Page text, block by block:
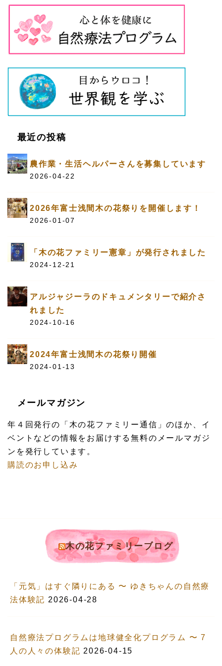
最近の投稿
農作業・生活ヘルパーさんを募集しています
2026-04-22
2026年富士浅間木の花祭りを開催します！
2026-01-07
「木の花ファミリー憲章」が発行されました
2024-12-21
アルジャジーラのドキュメンタリーで紹介さ
れました
2024-10-16
2024年富士浅間木の花祭り開催
2024-01-13
メールマガジン
年４回発行の「木の花ファミリー通信」のほか、イ
ベントなどの情報をお届けする無料のメールマガジ
ンを発行しています。
購読のお申し込み
木の花ファミリーブログ
「元気」はすぐ隣りにある 〜 ゆきちゃんの自然療
法体験記 2026-04-28
自然療法プログラムは地球健全化プログラム 〜 7
人の人々の体験記 2026-04-15